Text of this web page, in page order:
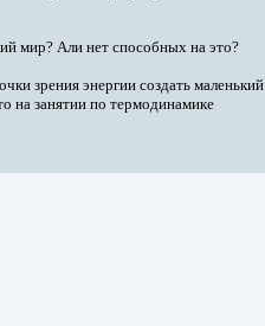
мир? Али нет способных на это?
зрения энергии создать маленький
на занятии по термодинамике